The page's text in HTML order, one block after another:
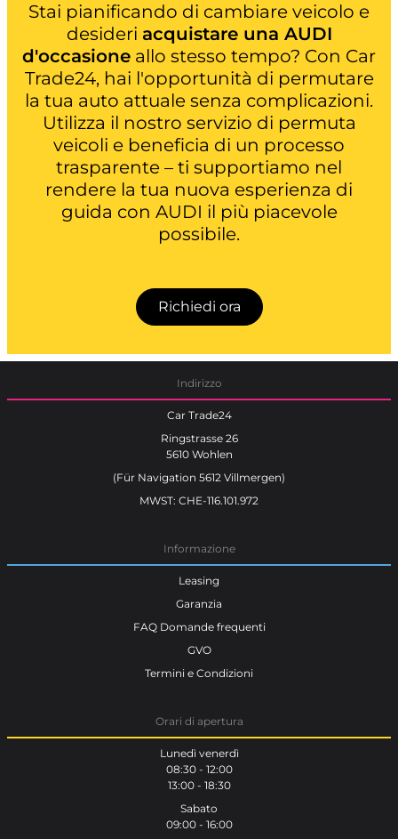
Stai pianificando di cambiare veicolo e
desideri acquistare una AUDI
d'occasione allo stesso tempo? Con Car
Trade24, hai l'opportunità di permutare
la tua auto attuale senza complicazioni.
Utilizza il nostro servizio di permuta
veicoli e beneficia di un processo
trasparente – ti supportiamo nel
rendere la tua nuova esperienza di
guida con AUDI il più piacevole
possibile.
Richiedi ora
Indirizzo
Car Trade24
Ringstrasse 26
5610 Wohlen
(Für Navigation 5612 Villmergen)
MWST: CHE-116.101.972
Informazione
Leasing
Garanzia
FAQ Domande frequenti
GVO
Termini e Condizioni
Orari di apertura
Lunedì venerdì
08:30 - 12:00
13:00 - 18:30
Sabato
09:00 - 16:00